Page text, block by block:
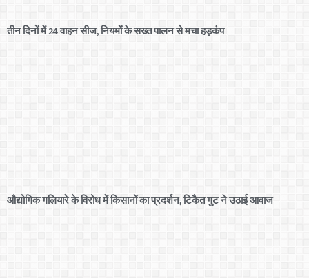
तीन दिनों में 24 वाहन सीज, नियमों के सख्त पालन से मचा हड़कंप
औद्योगिक गलियारे के विरोध में किसानों का प्रदर्शन, टिकैत गुट ने उठाई आवाज